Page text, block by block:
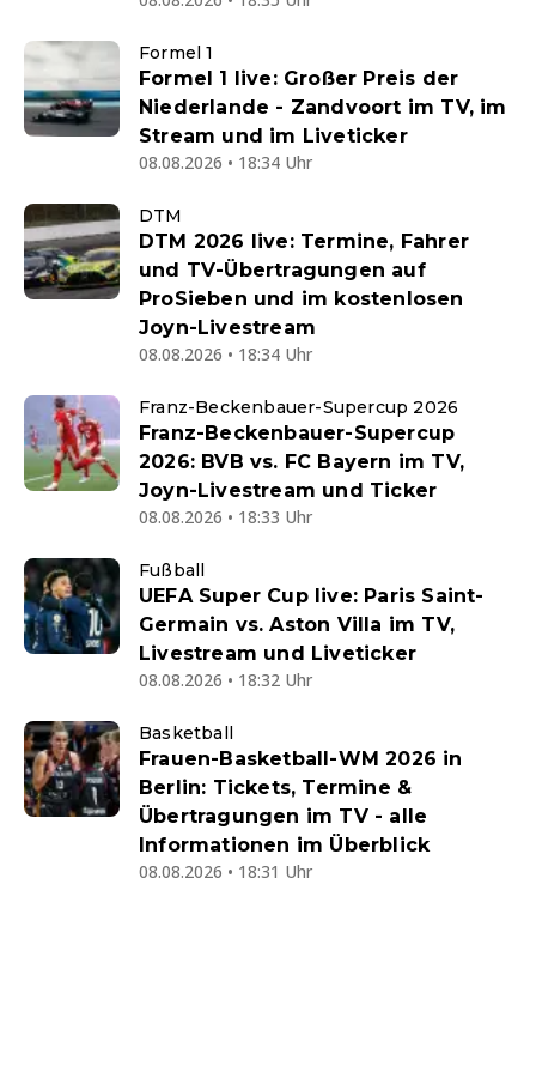
Formel 1
Formel 1 live: Großer Preis der
Niederlande - Zandvoort im TV, im
Stream und im Liveticker
08.08.2026 • 18:34 Uhr
DTM
DTM 2026 live: Termine, Fahrer
und TV-Übertragungen auf
ProSieben und im kostenlosen
Joyn-Livestream
08.08.2026 • 18:34 Uhr
Franz-Beckenbauer-Supercup 2026
Franz-Beckenbauer-Supercup
2026: BVB vs. FC Bayern im TV,
Joyn-Livestream und Ticker
08.08.2026 • 18:33 Uhr
Fußball
UEFA Super Cup live: Paris Saint-
Germain vs. Aston Villa im TV,
Livestream und Liveticker
08.08.2026 • 18:32 Uhr
Basketball
Frauen-Basketball-WM 2026 in
Berlin: Tickets, Termine &
Übertragungen im TV - alle
Informationen im Überblick
08.08.2026 • 18:31 Uhr